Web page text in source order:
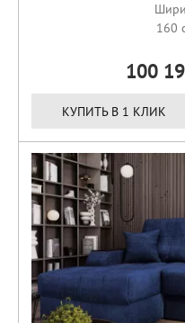
160
100
КУПИТЬ В 1 КЛИК